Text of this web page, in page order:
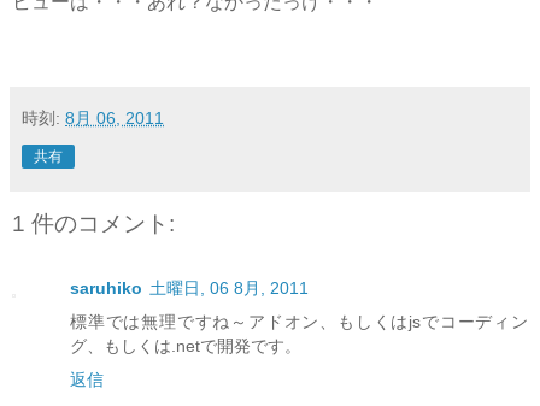
時刻: 8月 06, 2011
共有
1 件のコメント:
saruhiko 土曜日, 06 8月, 2011
標準では無理ですね～アドオン、もしくはjsでコーディン
グ、もしくは.netで開発です。
返信